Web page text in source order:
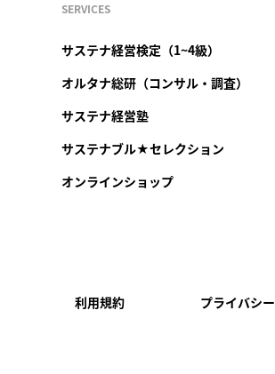
SERVICES
サステナ経営検定（1~4級）
オルタナ総研（コンサル・調査）
サステナ経営塾
サステナブル★セレクション
オンラインショップ
利用規約 プライバシ